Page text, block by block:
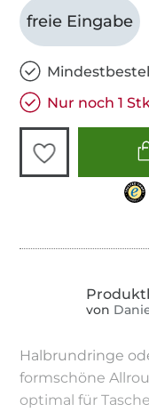
freie Eingabe
Nur noch 1
von
Halbrundringe
formschöne
optimal für